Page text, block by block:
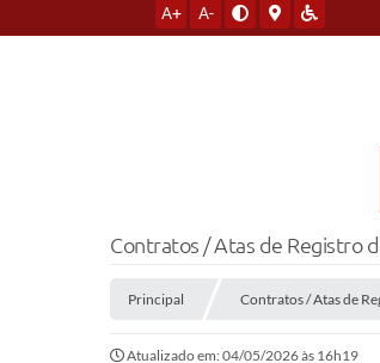
A+ A-
Contratos / Atas de Registro
Principal Contratos / Atas de
Atualizado em: 04/05/2026 às 16h19